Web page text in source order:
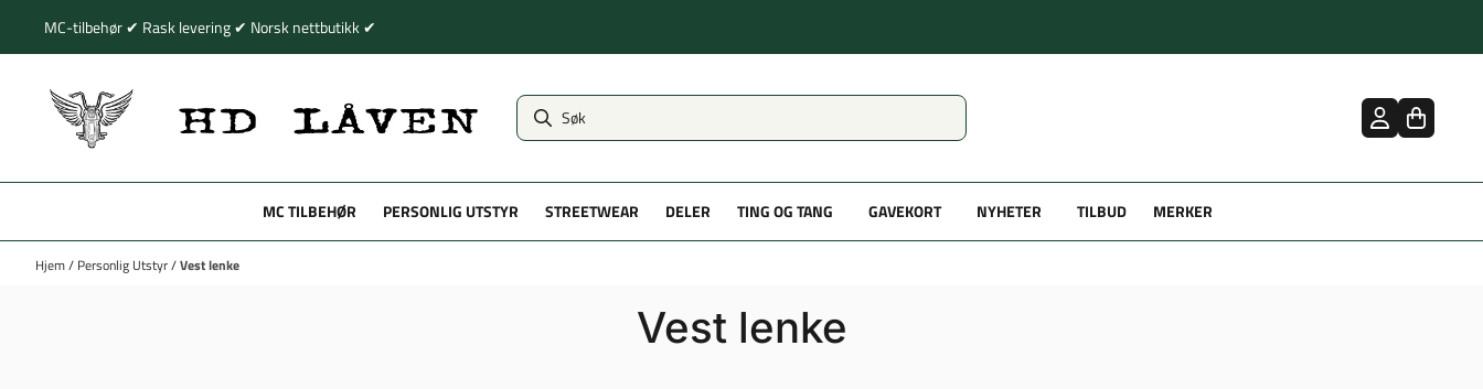
Hopp til innhold
MC-tilbehør ✔ Rask levering ✔ Norsk nettbutikk ✔
MC TILBEHØR PERSONLIG UTSTYR STREETWEAR DELER TING OG TANG GAVEKORT NYHETER TILBUD MERKER
Hjem/ Personlig Utstyr/Vest lenke
Vest lenke